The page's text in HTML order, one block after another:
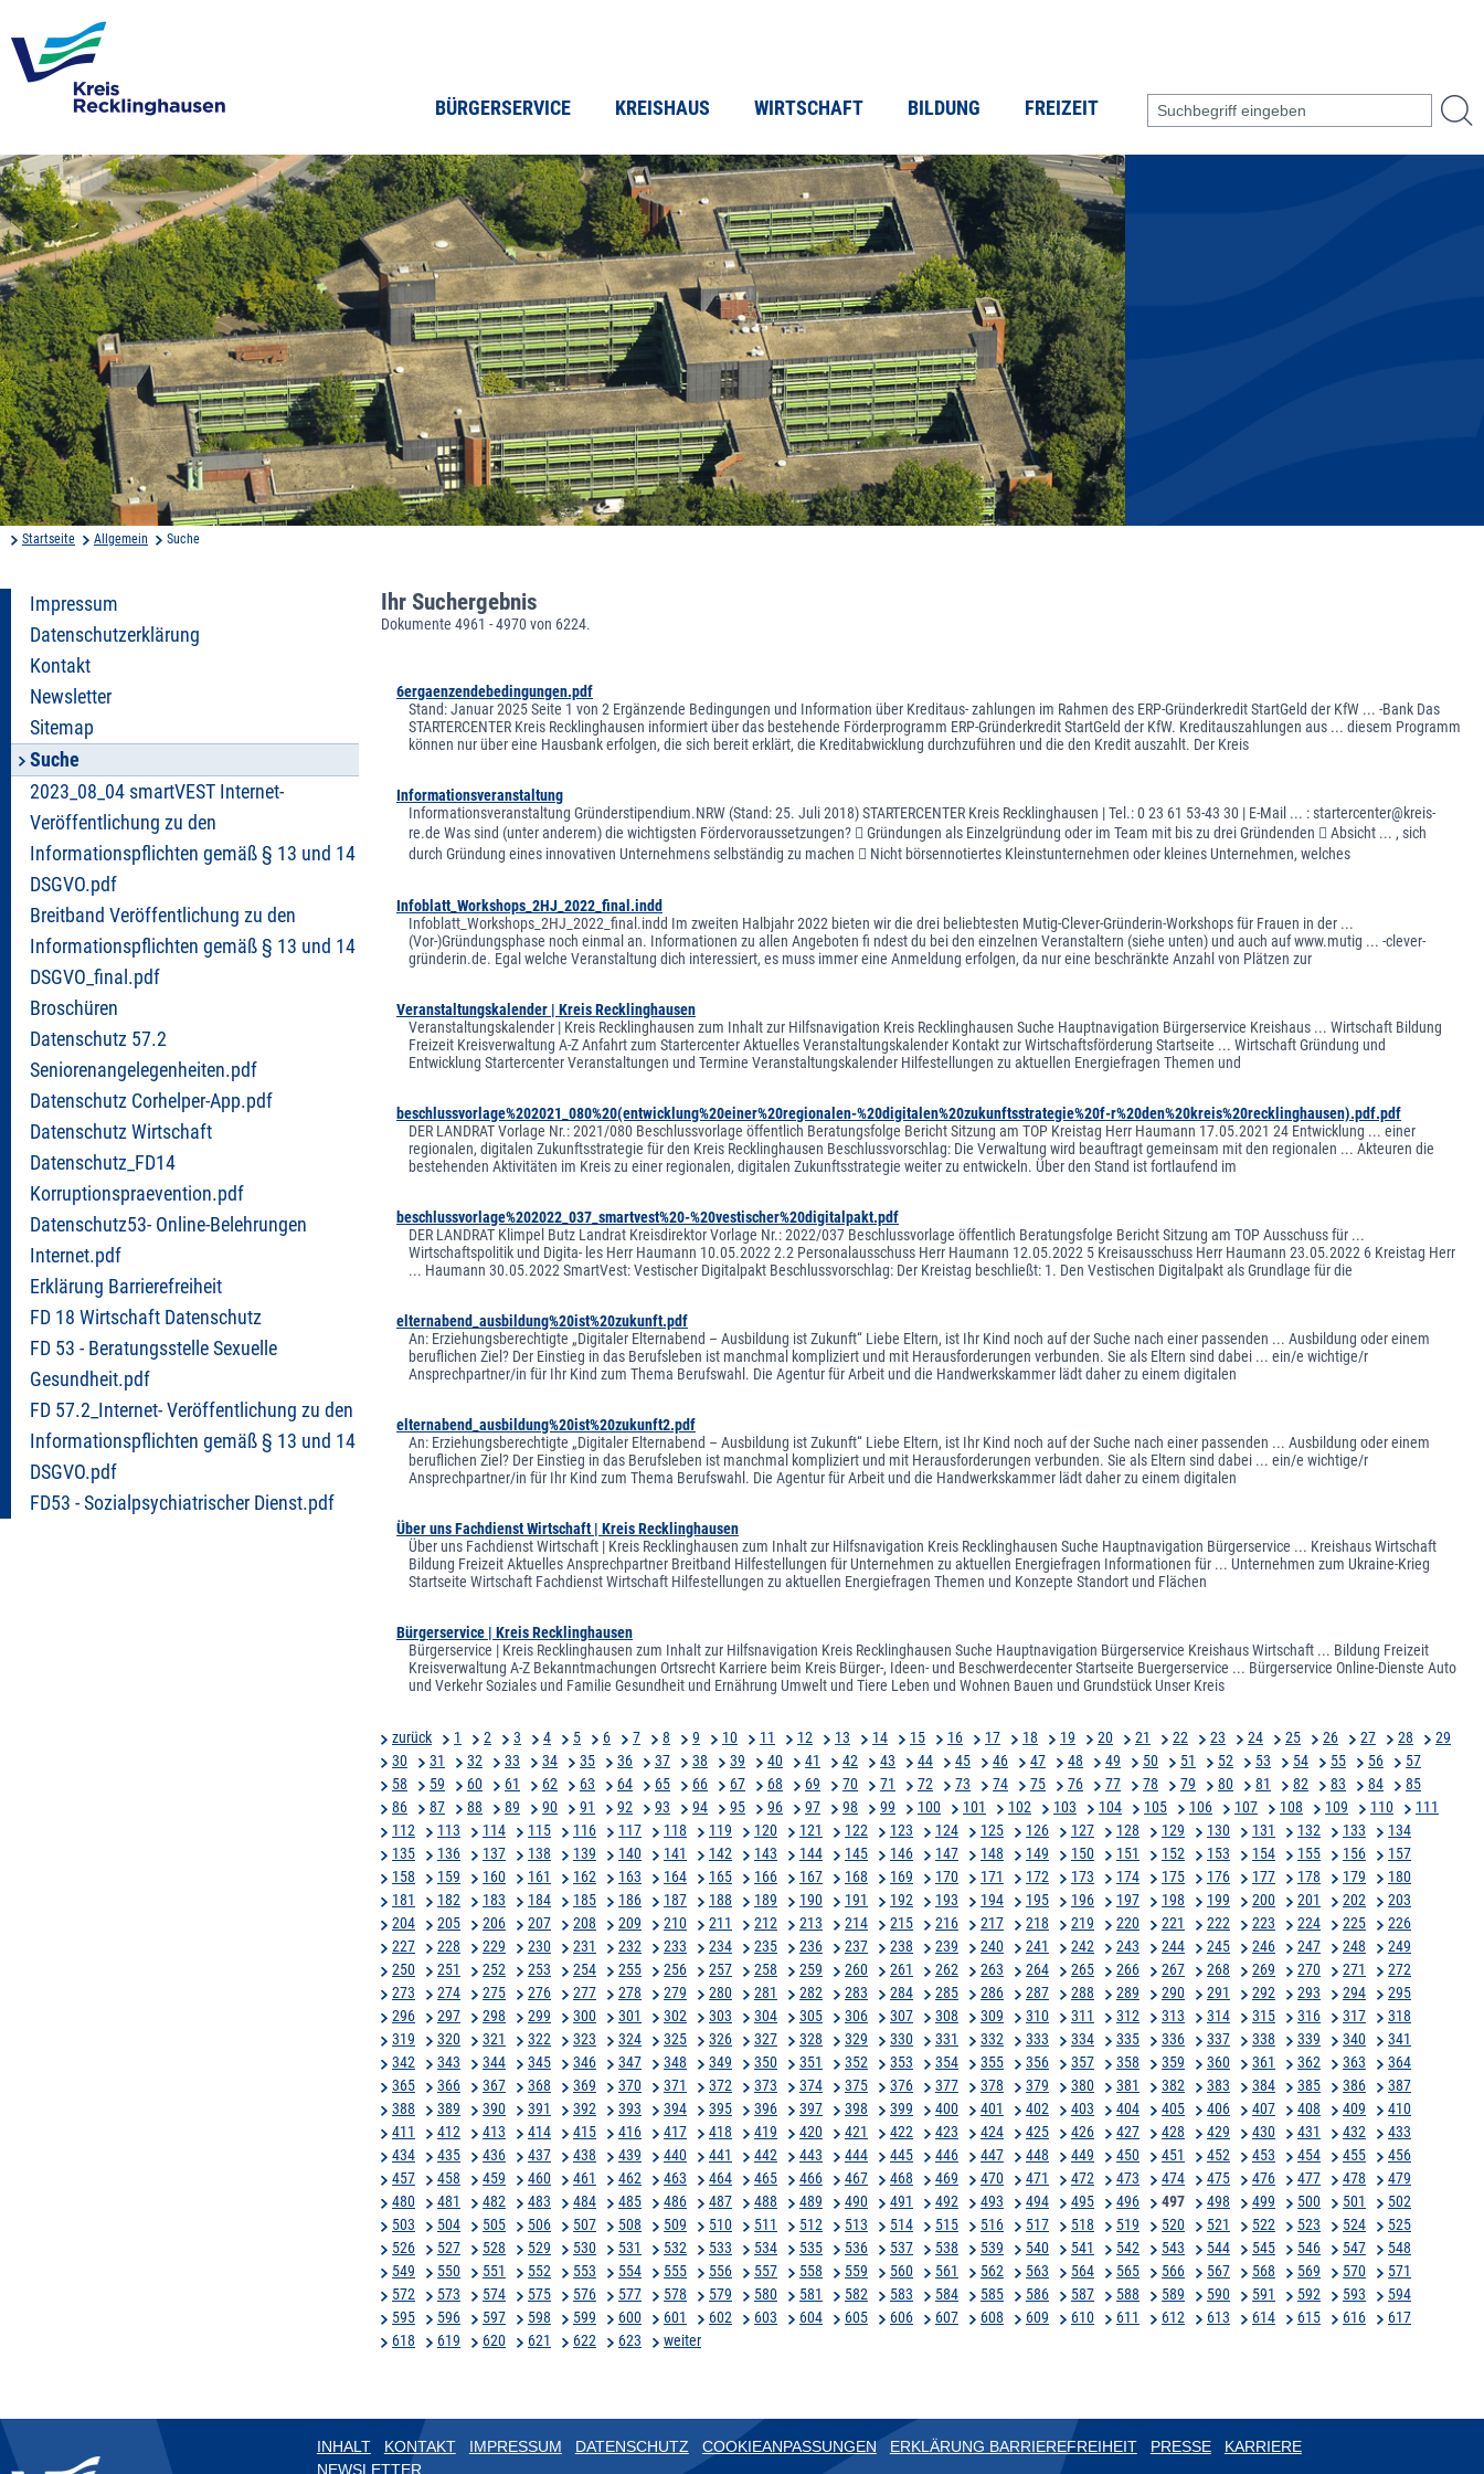
BÜRGERSERVICE KREISHAUS WIRTSCHAFT BILDUNG FREIZEIT
Startseite Allgemein Suche
Impressum
Datenschutzerklärung
Kontakt
Newsletter
Sitemap
Suche
2023_08_04 smartVEST Internet-
Veröffentlichung zu den
Informationspflichten gemäß § 13 und 14
DSGVO.pdf
Breitband Veröffentlichung zu den
Informationspflichten gemäß § 13 und 14
DSGVO_final.pdf
Broschüren
Datenschutz 57.2
Seniorenangelegenheiten.pdf
Datenschutz Corhelper-App.pdf
Datenschutz Wirtschaft
Datenschutz_FD14
Korruptionspraevention.pdf
Datenschutz53- Online-Belehrungen
Internet.pdf
Erklärung Barrierefreiheit
FD 18 Wirtschaft Datenschutz
FD 53 - Beratungsstelle Sexuelle
Gesundheit.pdf
FD 57.2_Internet- Veröffentlichung zu den
Informationspflichten gemäß § 13 und 14
DSGVO.pdf
FD53 - Sozialpsychiatrischer Dienst.pdf
Ihr Suchergebnis
Dokumente 4961 - 4970 von 6224.
6ergaenzendebedingungen.pdf
Stand: Januar 2025 Seite 1 von 2 Ergänzende Bedingungen und Information über Kreditaus- zahlungen im Rahmen des ERP-Gründerkredit StartGeld der KfW ... -Bank Das
STARTERCENTER Kreis Recklinghausen informiert über das bestehende Förderprogramm ERP-Gründerkredit StartGeld der KfW. Kreditauszahlungen aus ... diesem Programm
können nur über eine Hausbank erfolgen, die sich bereit erklärt, die Kreditabwicklung durchzuführen und die den Kredit auszahlt. Der Kreis
Informationsveranstaltung
Informationsveranstaltung Gründerstipendium.NRW (Stand: 25. Juli 2018) STARTERCENTER Kreis Recklinghausen | Tel.: 0 23 61 53-43 30 | E-Mail ... : startercenter@kreis-
re.de Was sind (unter anderem) die wichtigsten Fördervoraussetzungen?  Gründungen als Einzelgründung oder im Team mit bis zu drei Gründenden  Absicht ... , sich
durch Gründung eines innovativen Unternehmens selbständig zu machen  Nicht börsennotiertes Kleinstunternehmen oder kleines Unternehmen, welches
Infoblatt_Workshops_2HJ_2022_final.indd
Infoblatt_Workshops_2HJ_2022_final.indd Im zweiten Halbjahr 2022 bieten wir die drei beliebtesten Mutig-Clever-Gründerin-Workshops für Frauen in der ...
(Vor-)Gründungsphase noch einmal an. Informationen zu allen Angeboten fi ndest du bei den einzelnen Veranstaltern (siehe unten) und auch auf www.mutig ... -clever-
gründerin.de. Egal welche Veranstaltung dich interessiert, es muss immer eine Anmeldung erfolgen, da nur eine beschränkte Anzahl von Plätzen zur
Veranstaltungskalender | Kreis Recklinghausen
Veranstaltungskalender | Kreis Recklinghausen zum Inhalt zur Hilfsnavigation Kreis Recklinghausen Suche Hauptnavigation Bürgerservice Kreishaus ... Wirtschaft Bildung
Freizeit Kreisverwaltung A-Z Anfahrt zum Startercenter Aktuelles Veranstaltungskalender Kontakt zur Wirtschaftsförderung Startseite ... Wirtschaft Gründung und
Entwicklung Startercenter Veranstaltungen und Termine Veranstaltungskalender Hilfestellungen zu aktuellen Energiefragen Themen und
beschlussvorlage%202021_080%20(entwicklung%20einer%20regionalen-%20digitalen%20zukunftsstrategie%20f-r%20den%20kreis%20recklinghausen).pdf.pdf
DER LANDRAT Vorlage Nr.: 2021/080 Beschlussvorlage öffentlich Beratungsfolge Bericht Sitzung am TOP Kreistag Herr Haumann 17.05.2021 24 Entwicklung ... einer
regionalen, digitalen Zukunftsstrategie für den Kreis Recklinghausen Beschlussvorschlag: Die Verwaltung wird beauftragt gemeinsam mit den regionalen ... Akteuren die
bestehenden Aktivitäten im Kreis zu einer regionalen, digitalen Zukunftsstrategie weiter zu entwickeln. Über den Stand ist fortlaufend im
beschlussvorlage%202022_037_smartvest%20-%20vestischer%20digitalpakt.pdf
DER LANDRAT Klimpel Butz Landrat Kreisdirektor Vorlage Nr.: 2022/037 Beschlussvorlage öffentlich Beratungsfolge Bericht Sitzung am TOP Ausschuss für ...
Wirtschaftspolitik und Digita- les Herr Haumann 10.05.2022 2.2 Personalausschuss Herr Haumann 12.05.2022 5 Kreisausschuss Herr Haumann 23.05.2022 6 Kreistag Herr
... Haumann 30.05.2022 SmartVest: Vestischer Digitalpakt Beschlussvorschlag: Der Kreistag beschließt: 1. Den Vestischen Digitalpakt als Grundlage für die
elternabend_ausbildung%20ist%20zukunft.pdf
An: Erziehungsberechtigte „Digitaler Elternabend – Ausbildung ist Zukunft“ Liebe Eltern, ist Ihr Kind noch auf der Suche nach einer passenden ... Ausbildung oder einem
beruflichen Ziel? Der Einstieg in das Berufsleben ist manchmal kompliziert und mit Herausforderungen verbunden. Sie als Eltern sind dabei ... ein/e wichtige/r
Ansprechpartner/in für Ihr Kind zum Thema Berufswahl. Die Agentur für Arbeit und die Handwerkskammer lädt daher zu einem digitalen
elternabend_ausbildung%20ist%20zukunft2.pdf
An: Erziehungsberechtigte „Digitaler Elternabend – Ausbildung ist Zukunft“ Liebe Eltern, ist Ihr Kind noch auf der Suche nach einer passenden ... Ausbildung oder einem
beruflichen Ziel? Der Einstieg in das Berufsleben ist manchmal kompliziert und mit Herausforderungen verbunden. Sie als Eltern sind dabei ... ein/e wichtige/r
Ansprechpartner/in für Ihr Kind zum Thema Berufswahl. Die Agentur für Arbeit und die Handwerkskammer lädt daher zu einem digitalen
Über uns Fachdienst Wirtschaft | Kreis Recklinghausen
Über uns Fachdienst Wirtschaft | Kreis Recklinghausen zum Inhalt zur Hilfsnavigation Kreis Recklinghausen Suche Hauptnavigation Bürgerservice ... Kreishaus Wirtschaft
Bildung Freizeit Aktuelles Ansprechpartner Breitband Hilfestellungen für Unternehmen zu aktuellen Energiefragen Informationen für ... Unternehmen zum Ukraine-Krieg
Startseite Wirtschaft Fachdienst Wirtschaft Hilfestellungen zu aktuellen Energiefragen Themen und Konzepte Standort und Flächen
Bürgerservice | Kreis Recklinghausen
Bürgerservice | Kreis Recklinghausen zum Inhalt zur Hilfsnavigation Kreis Recklinghausen Suche Hauptnavigation Bürgerservice Kreishaus Wirtschaft ... Bildung Freizeit
Kreisverwaltung A-Z Bekanntmachungen Ortsrecht Karriere beim Kreis Bürger-, Ideen- und Beschwerdecenter Startseite Buergerservice ... Bürgerservice Online-Dienste Auto
und Verkehr Soziales und Familie Gesundheit und Ernährung Umwelt und Tiere Leben und Wohnen Bauen und Grundstück Unser Kreis
zurück 1 2 3 4 5 6 7 8 9 10 11 12 13 14 15 16 17 18 19 20 21 22 23 24 25 26 27 28
29
30
31 32 33 34 35 36 37 38 39 40 41 42 43 44 45 46 47 48 49 50 51 52 53 54 55 56
57
58
59 60 61 62 63 64 65 66 67 68 69 70 71 72 73 74 75 76 77 78 79 80 81 82 83 84
85
86
87 88 89 90 91 92 93 94 95 96 97 98 99 100 101 102 103 104 105 106 107 108 109 110
111
112
113 114 115 116 117 118 119 120 121 122 123 124 125 126 127 128 129 130 131 132 133
134
135
136 137 138 139 140 141 142 143 144 145 146 147 148 149 150 151 152 153 154 155 156
157
158
159 160 161 162 163 164 165 166 167 168 169 170 171 172 173 174 175 176 177 178 179
180
181
182 183 184 185 186 187 188 189 190 191 192 193 194 195 196 197 198 199 200 201 202
203
204
205 206 207 208 209 210 211 212 213 214 215 216 217 218 219 220 221 222 223 224 225
226
227
228 229 230 231 232 233 234 235 236 237 238 239 240 241 242 243 244 245 246 247 248
249
250
251 252 253 254 255 256 257 258 259 260 261 262 263 264 265 266 267 268 269 270 271
272
273
274 275 276 277 278 279 280 281 282 283 284 285 286 287 288 289 290 291 292 293 294
295
296
297 298 299 300 301 302 303 304 305 306 307 308 309 310 311 312 313 314 315 316 317
318
319
320 321 322 323 324 325 326 327 328 329 330 331 332 333 334 335 336 337 338 339 340
341
342
343 344 345 346 347 348 349 350 351 352 353 354 355 356 357 358 359 360 361 362 363
364
365
366 367 368 369 370 371 372 373 374 375 376 377 378 379 380 381 382 383 384 385 386
387
388
389 390 391 392 393 394 395 396 397 398 399 400 401 402 403 404 405 406 407 408 409
410
411
412 413 414 415 416 417 418 419 420 421 422 423 424 425 426 427 428 429 430 431 432
433
434
435 436 437 438 439 440 441 442 443 444 445 446 447 448 449 450 451 452 453 454 455
456
457
458 459 460 461 462 463 464 465 466 467 468 469 470 471 472 473 474 475 476 477 478
479
480
481 482 483 484 485 486 487 488 489 490 491 492 493 494 495 496 497 498 499 500 501
502
503
504 505 506 507 508 509 510 511 512 513 514 515 516 517 518 519 520 521 522 523 524
525
526
527 528 529 530 531 532 533 534 535 536 537 538 539 540 541 542 543 544 545 546 547
548
549
550 551 552 553 554 555 556 557 558 559 560 561 562 563 564 565 566 567 568 569 570
571
572
573 574 575 576 577 578 579 580 581 582 583 584 585 586 587 588 589 590 591 592 593
594
595
596 597 598 599 600 601 602 603 604 605 606 607 608 609 610 611 612 613 614 615 616
617
618
619 620 621 622 623 weiter
INHALT KONTAKT IMPRESSUM DATENSCHUTZ COOKIEANPASSUNGEN ERKLÄRUNG BARRIEREFREIHEIT PRESSE
KARRIERE
NEWSLETTER